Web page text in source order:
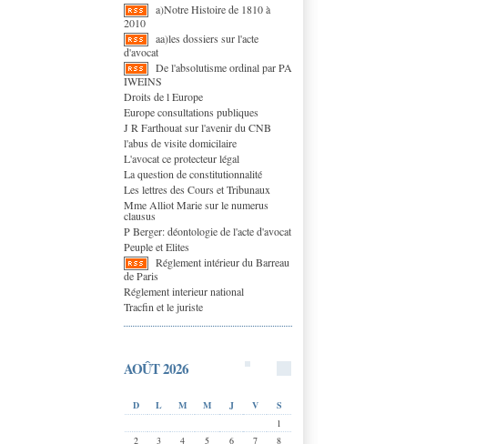
a)Notre Histoire de 1810 à
2010
aa)les dossiers sur l'acte
d'avocat
De l'absolutisme ordinal par PA
IWEINS
Droits de l Europe
Europe consultations publiques
J R Farthouat sur l'avenir du CNB
l'abus de visite domicilaire
L'avocat ce protecteur légal
La question de constitutionnalité
Les lettres des Cours et Tribunaux
Mme Alliot Marie sur le numerus
clausus
P Berger: déontologie de l'acte d'avocat
Peuple et Elites
Réglement intérieur du Barreau
de Paris
Réglement interieur national
Tracfin et le juriste
AOÛT 2026
D L M M J V
S
1
2
3 4 5 6 7
8